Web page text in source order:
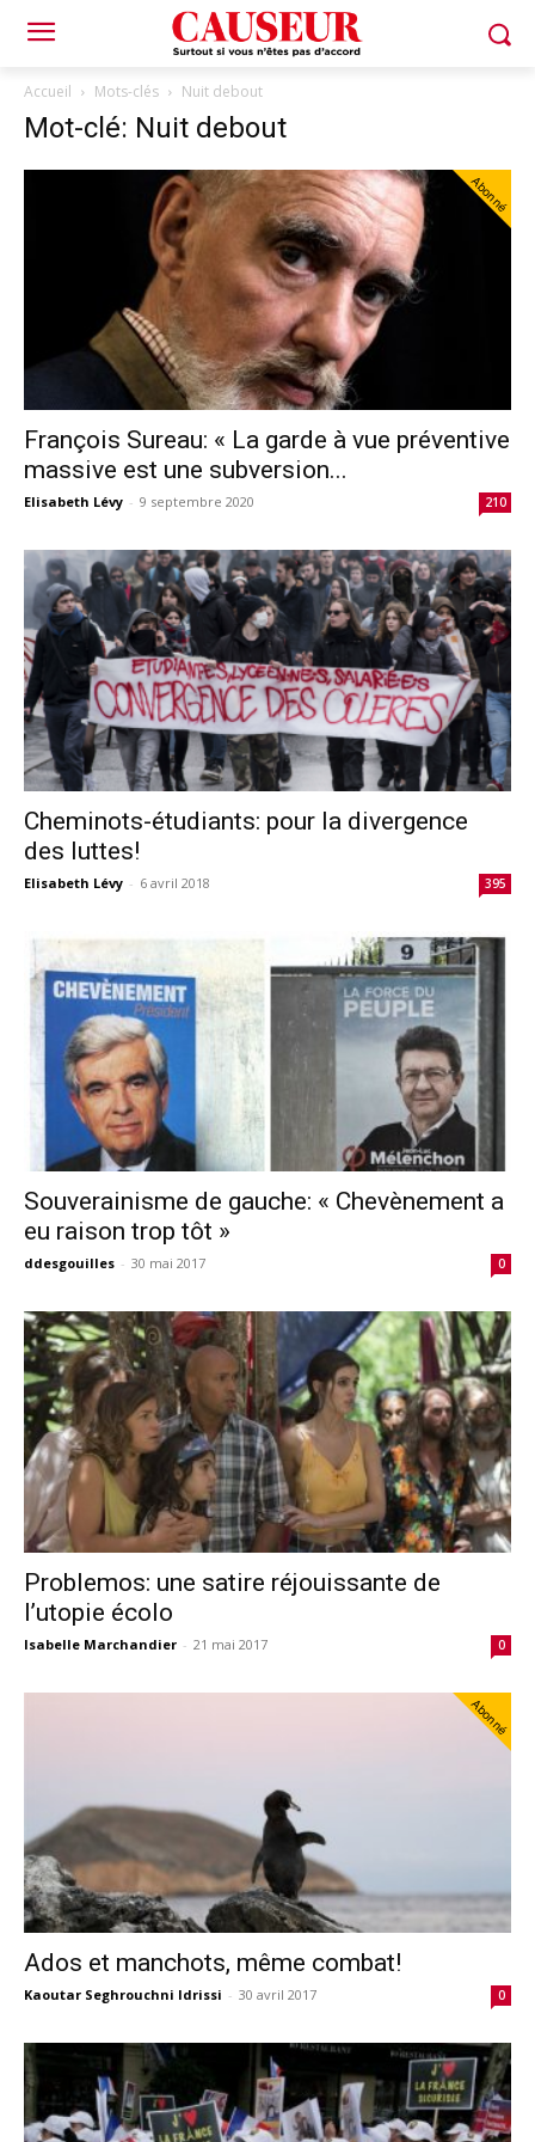
Accueil Mots-clés Nuit debout
Mot-clé: Nuit debout
Abonné
François Sureau: « La garde à vue préventive
massive est une subversion...
Elisabeth Lévy - 9 septembre 2020 210
Cheminots-étudiants: pour la divergence
des luttes!
Elisabeth Lévy - 6 avril 2018 395
Souverainisme de gauche: « Chevènement a
eu raison trop tôt »
ddesgouilles - 30 mai 2017 0
Problemos: une satire réjouissante de
l’utopie écolo
Isabelle Marchandier - 21 mai 2017 0
Abonné
Ados et manchots, même combat!
Kaoutar Seghrouchni Idrissi - 30 avril 2017 0